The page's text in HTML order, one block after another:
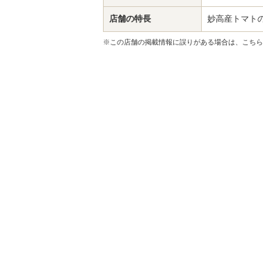
店舗の特長 妙高産トマト
※この店舗の掲載情報に誤りがある場合は、こちら